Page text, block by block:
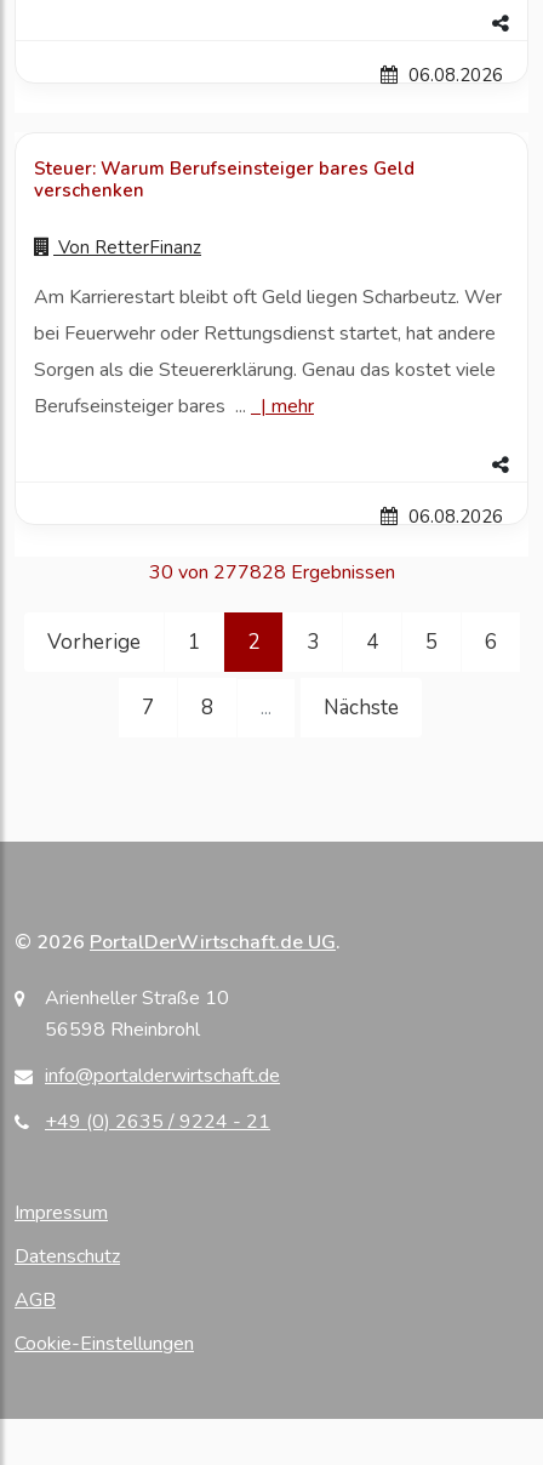
06.08.2026
Steuer: Warum Berufseinsteiger bares Geld
verschenken
Von RetterFinanz
Am Karrierestart bleibt oft Geld liegen Scharbeutz. Wer
bei Feuerwehr oder Rettungsdienst startet, hat andere
Sorgen als die Steuererklärung. Genau das kostet viele
Berufseinsteiger bares ...
| mehr
06.08.2026
30 von 277828 Ergebnissen
Vorherige 1 2 3 4 5 6
7 8 ... Nächste
© 2026 PortalDerWirtschaft.de UG.
Arienheller Straße 10
56598 Rheinbrohl
info@portalderwirtschaft.de
+49 (0) 2635 / 9224 - 21
Impressum
Datenschutz
AGB
Cookie-Einstellungen